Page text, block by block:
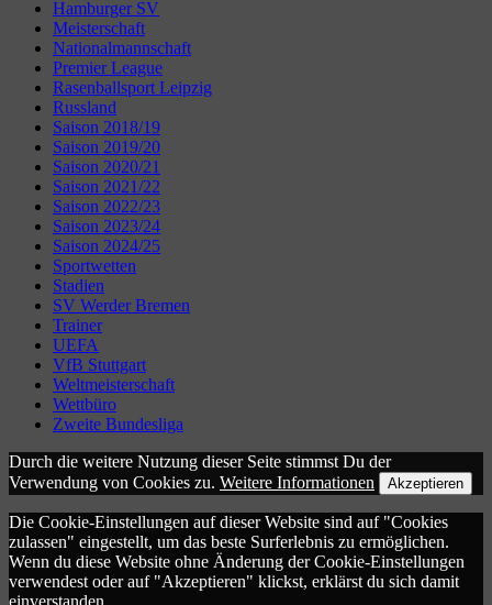
Hamburger SV
Meisterschaft
Nationalmannschaft
Premier League
Rasenballsport Leipzig
Russland
Saison 2018/19
Saison 2019/20
Saison 2020/21
Saison 2021/22
Saison 2022/23
Saison 2023/24
Saison 2024/25
Sportwetten
Stadien
SV Werder Bremen
Trainer
UEFA
VfB Stuttgart
Weltmeisterschaft
Wettbüro
Zweite Bundesliga
Durch die weitere Nutzung dieser Seite stimmst Du der
Verwendung von Cookies zu. Weitere Informationen Akzeptieren
Die Cookie-Einstellungen auf dieser Website sind auf "Cookies
zulassen" eingestellt, um das beste Surferlebnis zu ermöglichen.
Wenn du diese Website ohne Änderung der Cookie-Einstellungen
verwendest oder auf "Akzeptieren" klickst, erklärst du sich damit